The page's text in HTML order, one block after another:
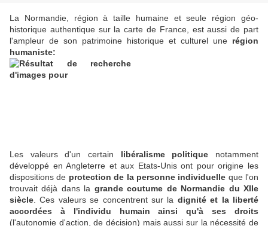
La Normandie, région à taille humaine et seule région géo-
historique authentique sur la carte de France, est aussi de part
l'ampleur de son patrimoine historique et culturel une région
humaniste:
Les valeurs d'un certain libéralisme politique notamment
développé en Angleterre et aux Etats-Unis ont pour origine les
dispositions de protection de la personne individuelle que l'on
trouvait déjà dans la grande coutume de Normandie du XIIe
siècle . Ces valeurs se concentrent sur la dignité et la liberté
accordées à l'individu humain ainsi qu'à ses droits
(l'autonomie d'action, de décision) mais aussi sur la nécessité de